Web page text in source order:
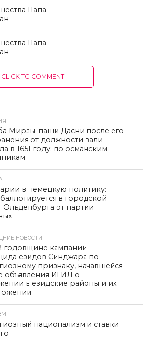
Папа
Папа
CLICK TO COMMENT
Мирзы-паши Дасни после его
от должности вали
в 1651 году: по османским
в немецкую политику:
в городской
Ольденбурга от партии
НОВОСТИ
годовщине кампании
езидов Синджара по
признаку, начавшейся
объявления ИГИЛ о
в езидские районы и их
национализм и ставки